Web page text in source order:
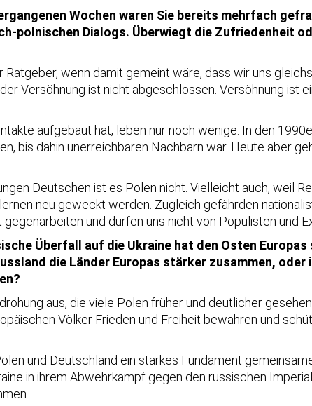
Wochen waren Sie bereits mehrfach
polnischen Dialogs. Überwiegt die Zufriedenheit
wenn damit gemeint wäre, dass wir uns
Versöhnung ist nicht abgeschlossen. Versöhnung ist
aufgebaut hat, leben nur noch wenige. In den
bis dahin unerreichbaren Nachbarn war. Heute aber
Deutschen ist es Polen nicht. Vielleicht auch, weil
neu geweckt werden. Zugleich gefährden
und dürfen uns nicht von Populisten und
Überfall auf die Ukraine hat den Osten
die Länder Europas stärker zusammen,
aus, die viele Polen früher und deutlicher
Völker Frieden und Freiheit bewahren und
und Deutschland ein starkes Fundament
in ihrem Abwehrkampf gegen den russischen